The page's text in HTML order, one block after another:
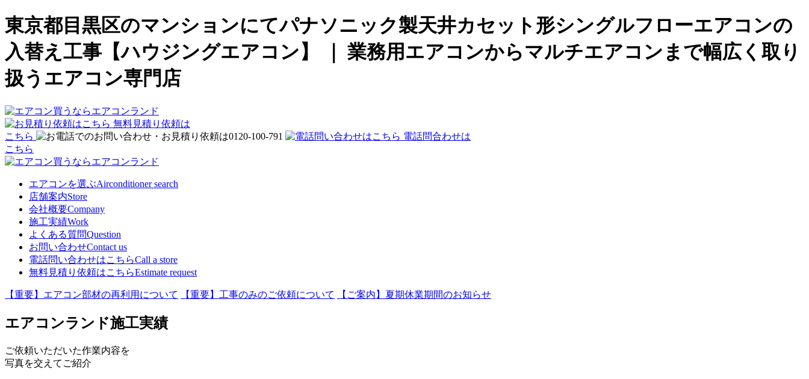
東京都目黒区のマンションにてパナソニック製天井カセット形シングルフローエアコンの
入替え工事【ハウジングエアコン】 ｜ 業務用エアコンからマルチエアコンまで幅広く取り
扱うエアコン専門店
無料見積り依頼は
こちら
電話問合わせは
こちら
エアコンを選ぶAirconditioner search
店舗案内Store
会社概要Company
施工実績Work
よくある質問Question
お問い合わせContact us
電話問い合わせはこちらCall a store
無料見積り依頼はこちらEstimate request
【重要】エアコン部材の再利用について 【重要】工事のみのご依頼について 【ご案内】夏期休業期間のお知らせ
エアコンランド施工実績
ご依頼いただいた作業内容を
写真を交えてご紹介